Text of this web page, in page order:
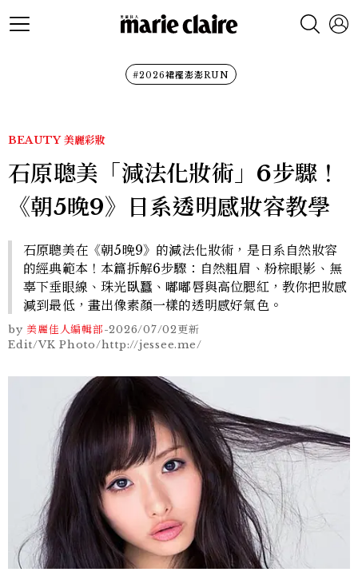
#2026裙襬澎澎RUN
BEAUTY 美麗彩妝
石原聰美「減法化妝術」6步驟！
《朝5晚9》日系透明感妝容教學
石原聰美在《朝5晚9》的減法化妝術，是日系自然妝容
的經典範本！本篇拆解6步驟：自然粗眉、粉棕眼影、無
辜下垂眼線、珠光臥蠶、嘟嘟唇與高位腮紅，教你把妝感
減到最低，畫出像素顏一樣的透明感好氣色。
by 美麗佳人編輯部-2026/07/02更新
Edit/VK Photo/http://jessee.me/